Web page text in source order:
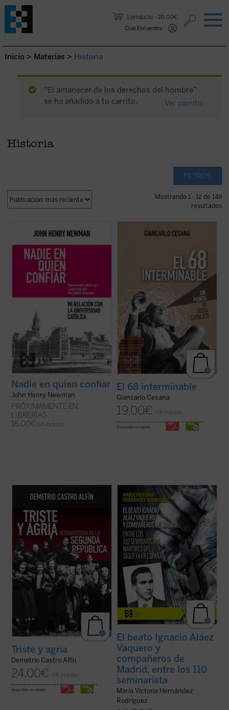
1 producto
20,00€
Club Encuentro
Saltar al contenido.
Inicio > Materias > Historia
“El amanecer de los derechos del hombre”
se ha añadido a tu carrito.
Ver carrito
Historia
FILTROS
Mostrando 1 - 12 de 149
resultados
Este libro recupera el memorando
definitivo redactado por Newman en 1873
lamentable fracaso. El autor desgrana sus
constantes desencuentros con el
arzobispo Paul Cullen y la jerarquía
(ver ficha)
Nadie en quien confiar
John Henry Newman
PRÓXIMAMENTE EN
LIBRERÍAS
16,00€ IVA incluido
«68 interminable»: a partir de su
acontecimientos de 1968 y la ruptura con
la tradición, considerando también sus
consecuencias sociales, políticas y
(ver ficha)
El 68 interminable
Giancarlo Cesana
19,00€ IVA incluido
disponible en ebook:
Triste y agria. Intrahistoria de la Segunda
Repúblicase centra en ciertos
examinar fragilidades estructurales de sus
cimientos políticos y en su fracaso para
lograr la lealtad de grandes sectores de ...
(ver ficha)
Triste y agria
Demetrio Castro Alfín
24,00€ IVA incluido
disponible en ebook:
La beatificación de estos 11 mártires, en
2026, coincide con el noventa aniversario
de la explosión sangrienta, en 1936, de la
persecución del siglo XX en España. La
postuladora de su Causa de beatificación
presenta aquí una breve pero ...
(ver ficha)
El beato Ignacio Aláez
Vaquero y
compañeros de
Madrid, entre los 110
seminarista
María Victoria Hernández
Rodríguez